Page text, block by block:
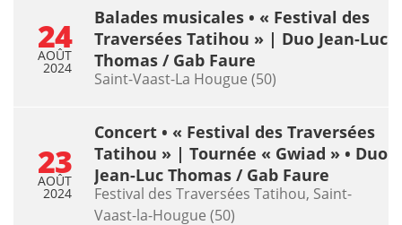
24
AOÛT
2024
Balades musicales • « Festival des
Traversées Tatihou » | Duo Jean-Luc
Thomas / Gab Faure
Saint-Vaast-La Hougue (50)
23
AOÛT
2024
Concert • « Festival des Traversées
Tatihou » | Tournée « Gwiad » • Duo
Jean-Luc Thomas / Gab Faure
Festival des Traversées Tatihou, Saint-
Vaast-la-Hougue (50)